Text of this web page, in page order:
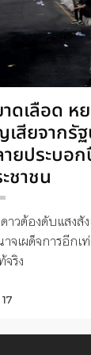
ดเลือด ห
สียจากรัฐ
ยประบอก
ชาชน
าวต้องดับแสงสั
จเผด็จการอีกเ
ริง
17